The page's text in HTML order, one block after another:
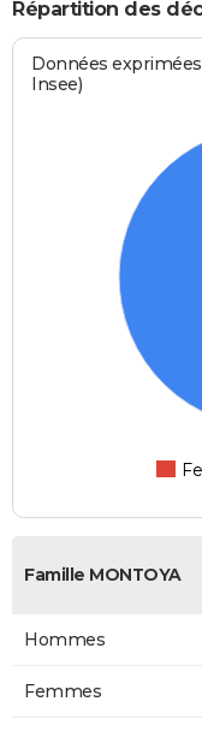
Répartition des
Données
Insee)
Famille MONTOYA
Hommes
Femmes